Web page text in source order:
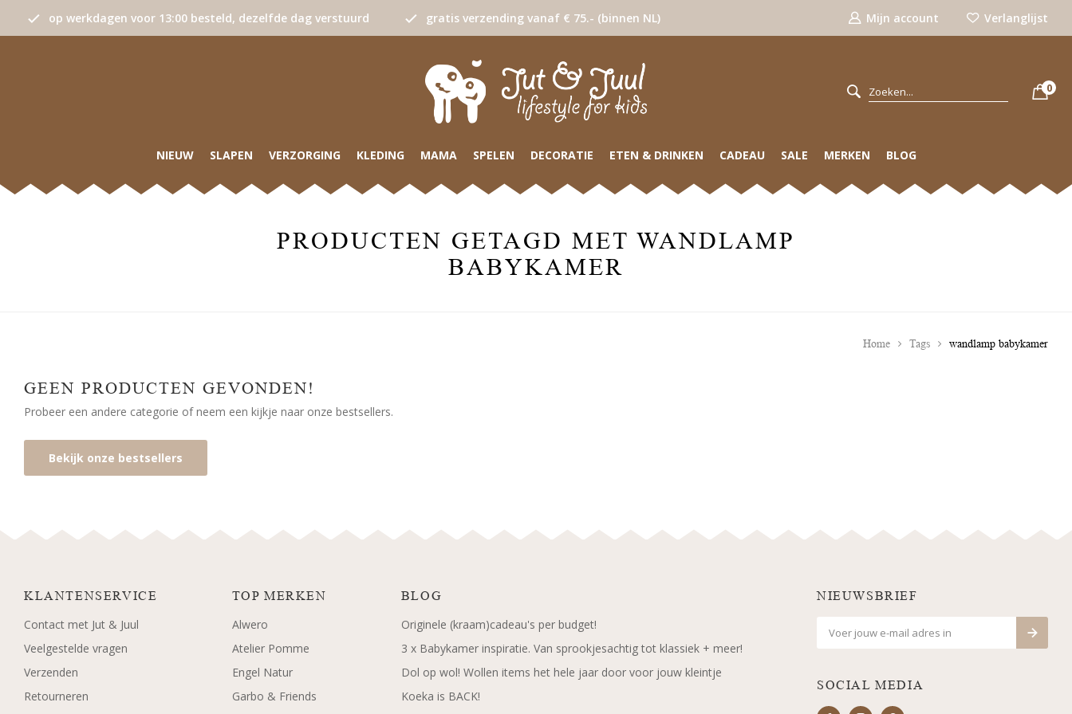
op werkdagen voor 13:00 besteld, dezelfde dag verstuurd gratis verzending vanaf € 75.- (binnen NL) Mijn account Verlanglijst
0
NIEUW SLAPEN VERZORGING KLEDING MAMA SPELEN DECORATIE ETEN & DRINKEN CADEAU SALE MERKEN BLOG
PRODUCTEN GETAGD MET WANDLAMP
BABYKAMER
Home Tags wandlamp babykamer
GEEN PRODUCTEN GEVONDEN!
Probeer een andere categorie of neem een kijkje naar onze bestsellers.
Bekijk onze bestsellers
KLANTENSERVICE
Contact met Jut & Juul
Veelgestelde vragen
Verzenden
Retourneren
TOP MERKEN
Alwero
Atelier Pomme
Engel Natur
Garbo & Friends
BLOG
Originele (kraam)cadeau's per budget!
3 x Babykamer inspiratie. Van sprookjesachtig tot klassiek + meer!
Dol op wol! Wollen items het hele jaar door voor jouw kleintje
Koeka is BACK!
NIEUWSBRIEF
SOCIAL MEDIA